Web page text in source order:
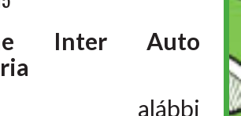
Inter Auto
alábbi